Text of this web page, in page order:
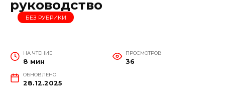
руководство
БЕЗ РУБРИКИ
НА ЧТЕНИЕ
8 мин
ПРОСМОТРОВ
36
ОБНОВЛЕНО
28.12.2025